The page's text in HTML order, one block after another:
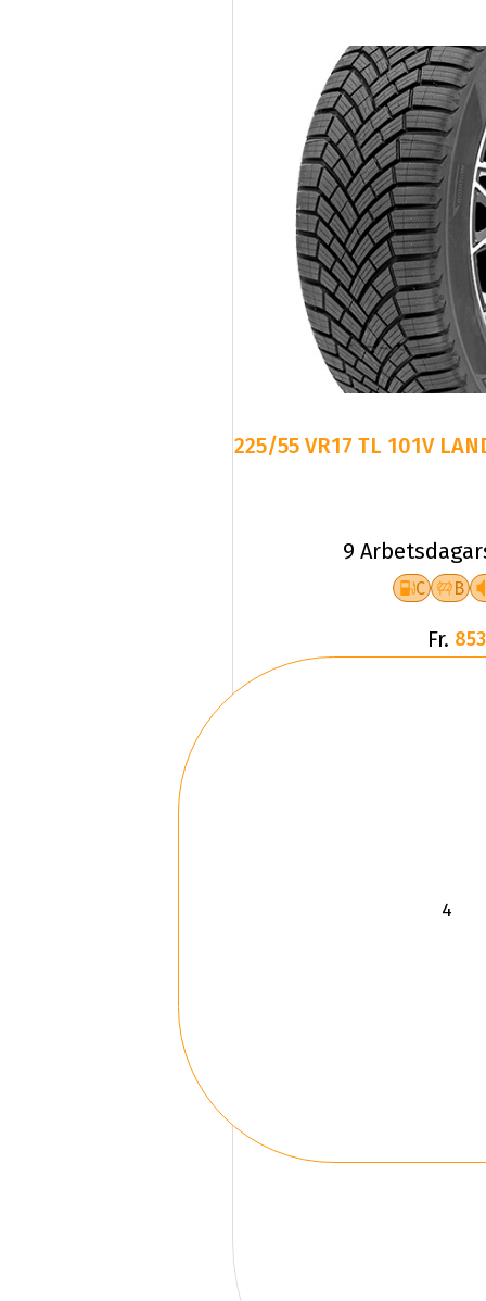
225/55 VR17 TL 101V
9
C B
Fr.